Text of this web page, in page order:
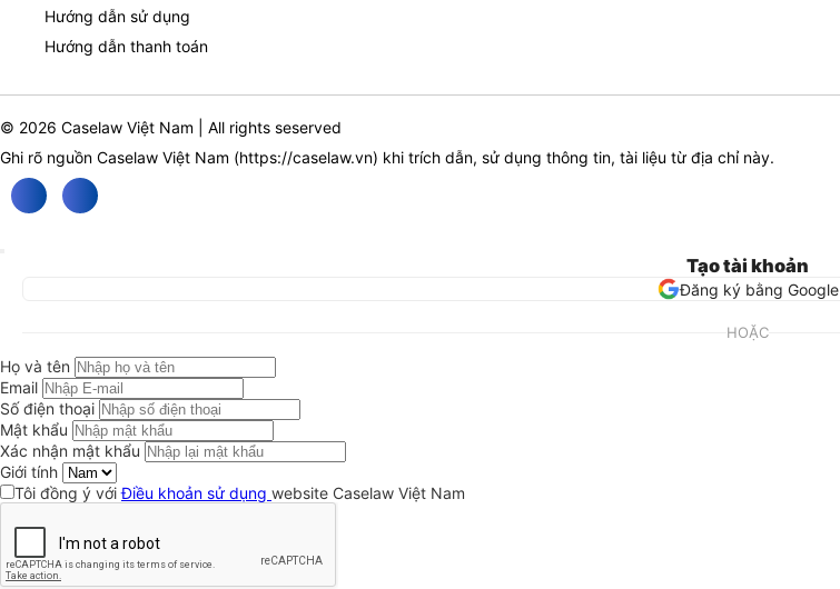
Hướng dẫn sử dụng
Hướng dẫn thanh toán
© 2026 Caselaw Việt Nam | All rights seserved
Ghi rõ nguồn Caselaw Việt Nam (https://caselaw.vn) khi trích dẫn, sử dụng thông tin, tài liệu từ địa chỉ này.
Tạo tài khoản
Đăng ký bằng Google
HOẶC
Họ và tên
Email
Số điện thoại
Mật khẩu
Xác nhận mật khẩu
Giới tính
Tôi đồng ý vớiĐiều khoản sử dụng website Caselaw Việt Nam